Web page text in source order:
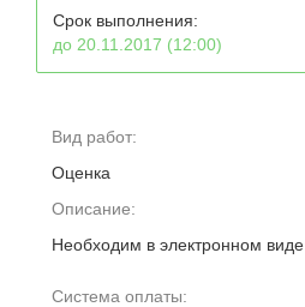
Срок выполнения:
до 20.11.2017 (12:00)
Вид работ:
Оценка
Описание:
Необходим в электронном виде
Система оплаты: